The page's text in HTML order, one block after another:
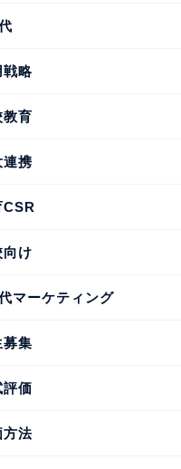
戦略
教育
連携
CSR
向け
マーケティング
募集
評価
方法